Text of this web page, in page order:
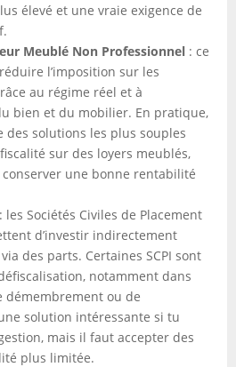
élevé et une vraie exigence de
Meublé Non Professionnel : ce
l’imposition sur les
au régime réel et à
bien et du mobilier. En pratique,
des solutions les plus souples
sur des loyers meublés,
une bonne rentabilité
: les Sociétés Civiles de Placement
d’investir indirectement
des parts. Certaines SCPI sont
notamment dans
démembrement ou de
solution intéressante si tu
mais il faut accepter des
plus limitée.